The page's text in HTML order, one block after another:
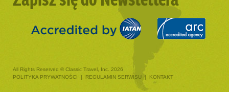
All Rights Reserved © Classic Travel, Inc. 2026
POLITYKA PRYWATNOŚCI
| REGULAMIN SERWISU | KONTAKT